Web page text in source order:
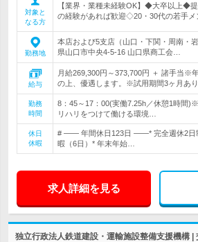
対象と
なる方
【業界・業種未経験OK】◆大卒以上◆
の経験があれば歓迎◇20・30代の若手メ
勤務地
本店および5支店（山口・下関・周南・
県山口市中央4-5-16 山口県商工会…
給与
月給269,300円～373,700円 ＋ 諸手当※
の上、優遇します。※試用期間3ヶ月あ
勤務
時間
8：45～17：00(実働7.25h／休憩1時間
リハリをつけて働ける環境…
休日
休暇
# ―― 年間休日123日 ――* 完全週休2日
暇（6日）* 年末年始…
求人詳細を見る
独立行政法人鉄道建設・運輸施設整備支援機構 |